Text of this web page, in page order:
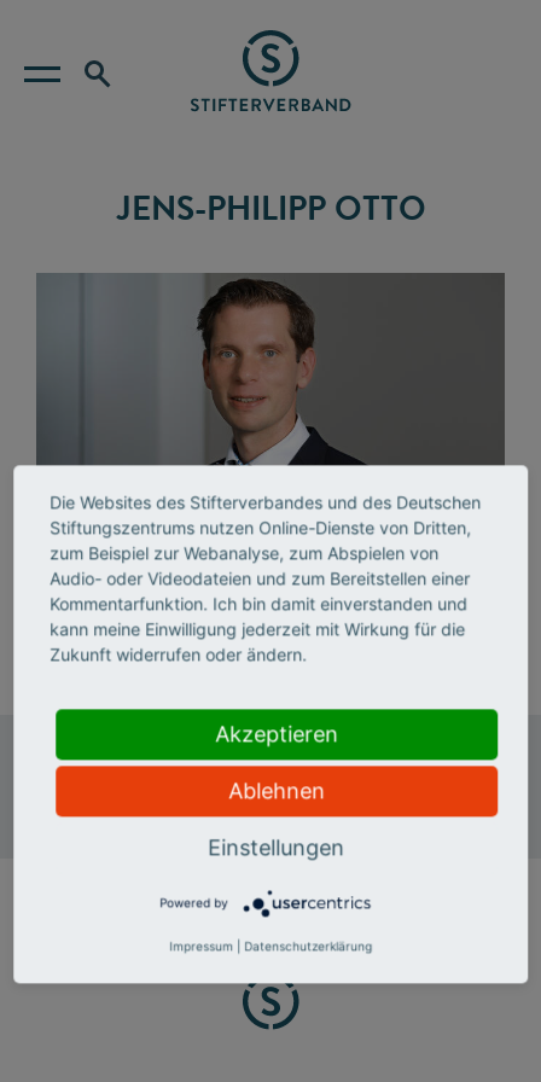
JENS-PHILIPP OTTO
Jens-Philipp Otto ist Finanzbuchhalter im
Rechnungswesen im Deutschen Stiftungszentrum.
T 0201 8401-268
E-Mail senden
Deutsches Stiftungszentrum
Baedekerstraße 1
45128 Essen
Die Websites des Stifterverbandes und des Deutschen
Stiftungszentrums nutzen Online-Dienste von Dritten,
zum Beispiel zur Webanalyse, zum Abspielen von
Audio- oder Videodateien und zum Bereitstellen einer
Kommentarfunktion. Ich bin damit einverstanden und
kann meine Einwilligung jederzeit mit Wirkung für die
Zukunft widerrufen oder ändern.
Akzeptieren
Ablehnen
Einstellungen
Powered by
Impressum Datenschutzerklärung